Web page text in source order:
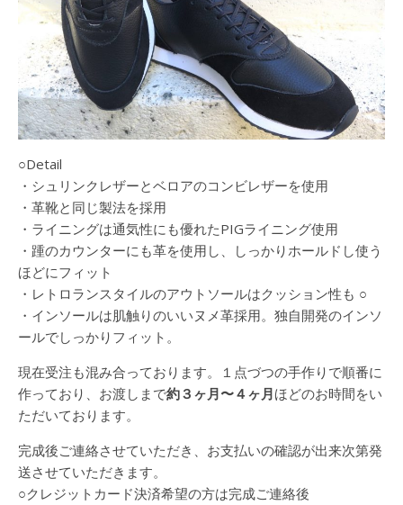
○Detail
・シュリンクレザーとベロアのコンビレザーを使用
・革靴と同じ製法を採用
・ライニングは通気性にも優れたPIGライニング使用
・踵のカウンターにも革を使用し、しっかりホールドし使う
ほどにフィット
・レトロランスタイルのアウトソールはクッション性も ○
・インソールは肌触りのいいヌメ革採用。独自開発のインソ
ールでしっかりフィット。
現在受注も混み合っております。１点づつの手作りで順番に
作っており、お渡しまで約３ヶ月〜４ヶ月ほどのお時間をい
ただいております。
完成後ご連絡させていただき、お支払いの確認が出来次第発
送させていただきます。
○クレジットカード決済希望の方は完成ご連絡後